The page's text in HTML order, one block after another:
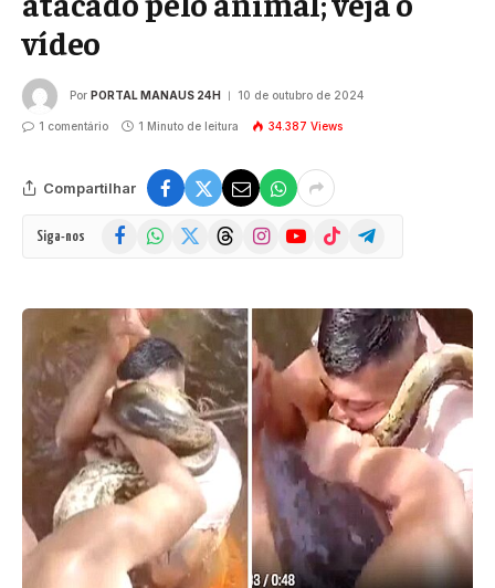
vídeo
Por PORTAL MANAUS 24H 10 de outubro de 2024
1 comentário 1 Minuto de leitura 34.387 Views
Compartilhar
Siga-nos FacebookWhatsApp
(Twitter)
ThreadsInstagramYouTubeTikTok Telegram